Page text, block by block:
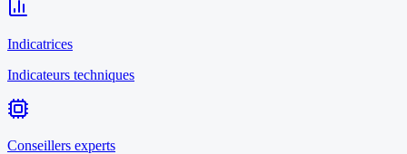
Indicatrices
Indicateurs techniques
Conseillers experts